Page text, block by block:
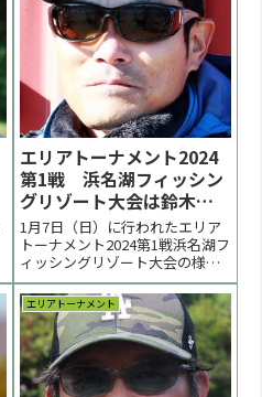
エリアトーナメント2024
第1戦 浜名湖フィッシン
グリゾート大会は鈴木亮
太選手が優勝【大会結
果】
1月7日（日）に行われたエリア
トーナメント2024第1戦浜名湖フ
ィッシングリゾート大会の様子
をまとめています。今年はクリ
アコンディションの浜名湖FRと
なりました。優勝は鈴木亮太選
手。２位は治々和諒選手。３位
は足立剛宗選手、紺谷唯人選
手、瀧澤真一選手でした。 < 前
の大会 2024...
エリアトーナメント